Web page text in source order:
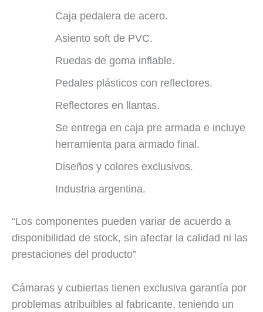
Caja pedalera de acero.
Asiento soft de PVC.
Ruedas de goma inflable.
Pedales plásticos con reflectores.
Reflectores en llantas.
Se entrega en caja pre armada e incluye
herramienta para armado final.
Diseños y colores exclusivos.
Industria argentina.
“Los componentes pueden variar de acuerdo a
disponibilidad de stock, sin afectar la calidad ni las
prestaciones del producto”
Cámaras y cubiertas tienen exclusiva garantía por
problemas atribuibles al fabricante, teniendo un